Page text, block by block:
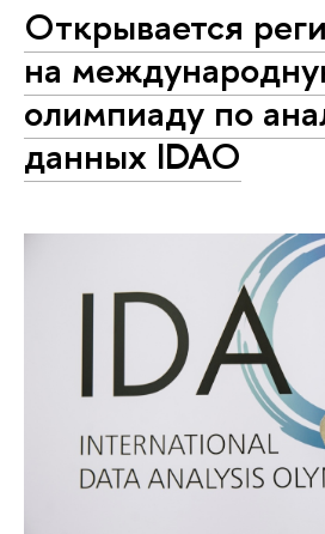
Открывается
на
олимпиаду по
данных IDAO